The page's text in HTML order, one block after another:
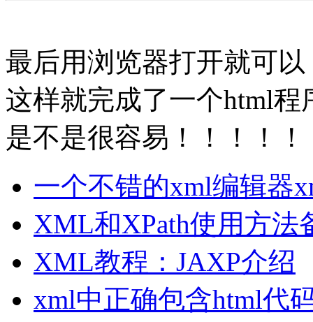
最后用浏览器打开就可以
这样就完成了一个html程
是不是很容易！！！！！
一个不错的xml编辑器
XML和XPath使用方法
XML教程：JAXP介绍
xml中正确包含html代